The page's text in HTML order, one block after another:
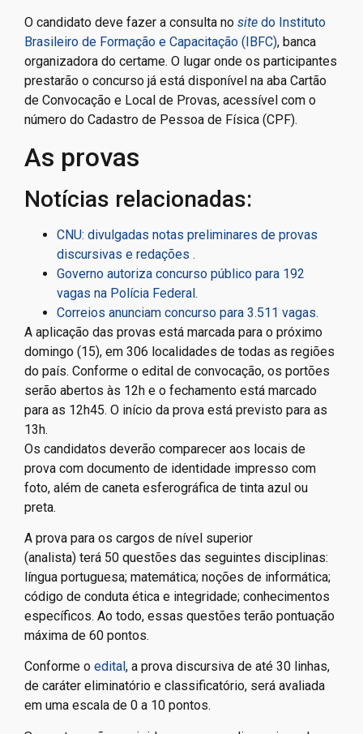
O candidato deve fazer a consulta no site do Instituto
Brasileiro de Formação e Capacitação (IBFC), banca
organizadora do certame. O lugar onde os participantes
prestarão o concurso já está disponível na aba Cartão
de Convocação e Local de Provas, acessível com o
número do Cadastro de Pessoa de Física (CPF).
As provas
Notícias relacionadas:
CNU: divulgadas notas preliminares de provas
discursivas e redações .
Governo autoriza concurso público para 192
vagas na Polícia Federal.
Correios anunciam concurso para 3.511 vagas.
A aplicação das provas está marcada para o próximo
domingo (15), em 306 localidades de todas as regiões
do país. Conforme o edital de convocação, os portões
serão abertos às 12h e o fechamento está marcado
para as 12h45. O início da prova está previsto para as
13h.
Os candidatos deverão comparecer aos locais de
prova com documento de identidade impresso com
foto, além de caneta esferográfica de tinta azul ou
preta.
A prova para os cargos de nível superior
(analista) terá 50 questões das seguintes disciplinas:
língua portuguesa; matemática; noções de informática;
código de conduta ética e integridade; conhecimentos
específicos. Ao todo, essas questões terão pontuação
máxima de 60 pontos.
Conforme o edital , a prova discursiva de até 30 linhas,
de caráter eliminatório e classificatório, será avaliada
em uma escala de 0 a 10 pontos.